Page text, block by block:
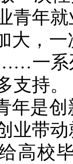
青年
大，
一系
支持。
年是
业带
高校